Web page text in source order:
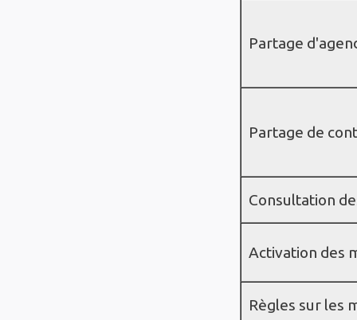
Partage
Partage de
Consultation
Activation des
Règles sur les